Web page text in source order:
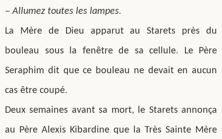
– Allumez toutes les lampes.
La Mère de Dieu apparut au Starets près du
bouleau sous la fenêtre de sa cellule. Le Père
Seraphim dit que ce bouleau ne devait en aucun
cas être coupé.
Deux semaines avant sa mort, le Starets annonça
au Père Alexis Kibardine que la Très Sainte Mère